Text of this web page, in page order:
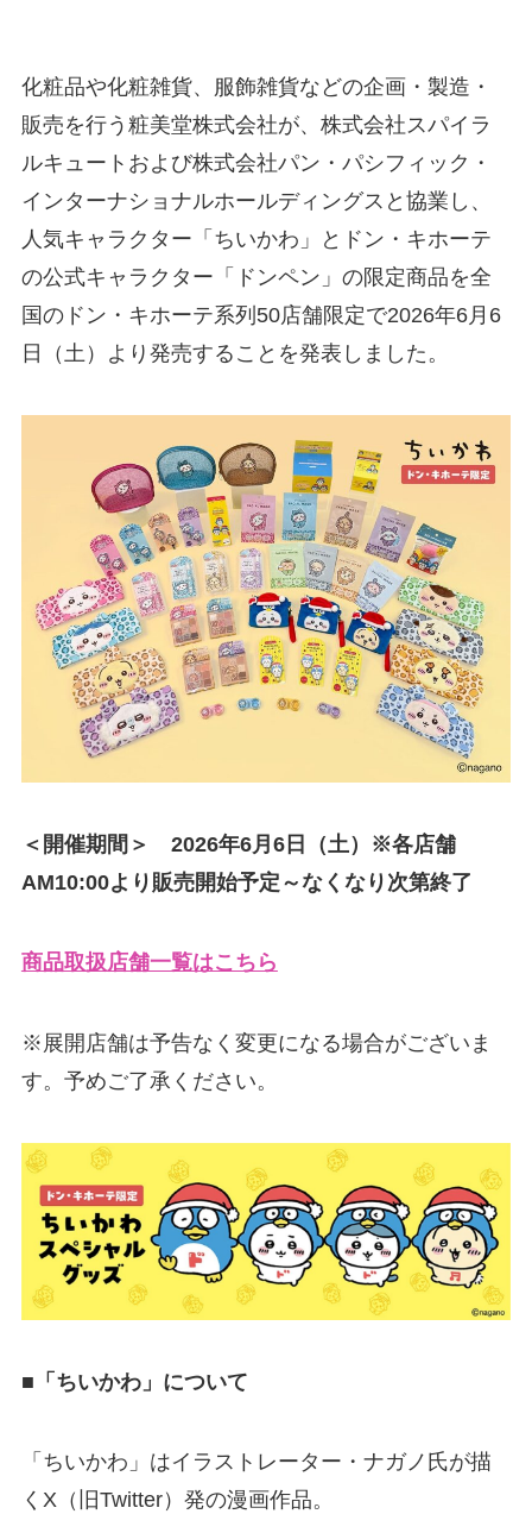
化粧品や化粧雑貨、服飾雑貨などの企画・製造・
販売を行う粧美堂株式会社が、株式会社スパイラ
ルキュートおよび株式会社パン・パシフィック・
インターナショナルホールディングスと協業し、
人気キャラクター「ちいかわ」とドン・キホーテ
の公式キャラクター「ドンペン」の限定商品を全
国のドン・キホーテ系列50店舗限定で2026年6月6
日（土）より発売することを発表しました。
＜開催期間＞ 2026年6月6日（土）※各店舗
AM10:00より販売開始予定～なくなり次第終了
商品取扱店舗一覧はこちら
※展開店舗は予告なく変更になる場合がございま
す。予めご了承ください。
■「ちいかわ」について
「ちいかわ」はイラストレーター・ナガノ氏が描
くX（旧Twitter）発の漫画作品。